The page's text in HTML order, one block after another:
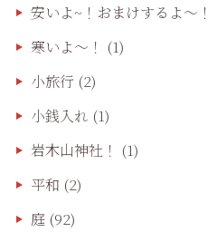
安いよ~！おまけするよ～！
寒いよ～！ (1)
小旅行 (2)
小銭入れ (1)
岩木山神社！ (1)
平和 (2)
庭(92)